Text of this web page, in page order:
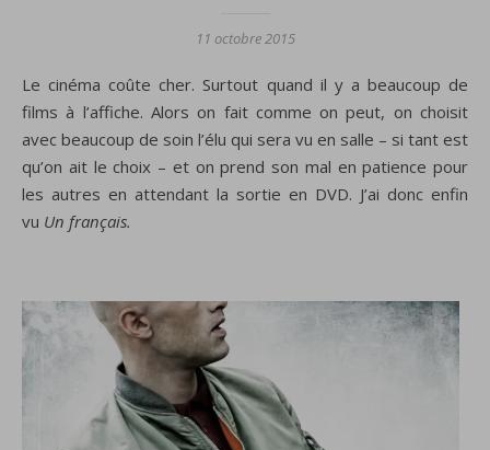
11 octobre 2015
Le cinéma coûte cher. Surtout quand il y a beaucoup de
films à l’affiche. Alors on fait comme on peut, on choisit
avec beaucoup de soin l’élu qui sera vu en salle – si tant est
qu’on ait le choix – et on prend son mal en patience pour
les autres en attendant la sortie en DVD. J’ai donc enfin
vu Un français.